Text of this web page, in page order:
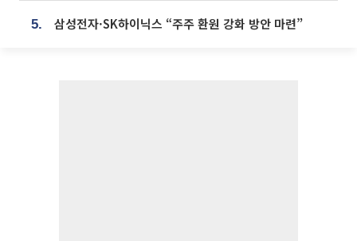
5. 삼성전자·SK하이닉스 “주주 환원 강화 방안 마련”